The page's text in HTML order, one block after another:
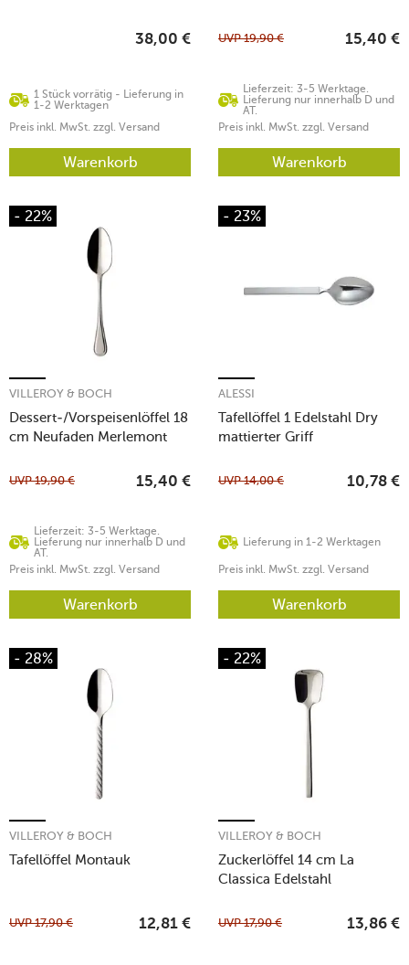
1 Stück vorrätig - Lieferung in
1-2 Werktagen
38,00 €
Preis inkl. MwSt. zzgl. Versand
Warenkorb
Lieferzeit: 3-5 Werktage.
Lieferung nur innerhalb D und
AT.
UVP19,90 € 15,40 €
Preis inkl. MwSt. zzgl. Versand
Warenkorb
- 22%
Dessert-/Vorspeisenlöffel 18
cm Neufaden Merlemont
VILLEROY & BOCH
Lieferzeit: 3-5 Werktage.
Lieferung nur innerhalb D und
AT.
UVP19,90 € 15,40 €
Preis inkl. MwSt. zzgl. Versand
Warenkorb
- 23%
Tafellöffel 1 Edelstahl Dry
mattierter Griff
ALESSI
Lieferung in 1-2 Werktagen
UVP14,00 € 10,78 €
Preis inkl. MwSt. zzgl. Versand
Warenkorb
- 28%
Tafellöffel Montauk
VILLEROY & BOCH
UVP17,90 € 12,81 €
- 22%
Zuckerlöffel 14 cm La
Classica Edelstahl
VILLEROY & BOCH
UVP17,90 € 13,86 €